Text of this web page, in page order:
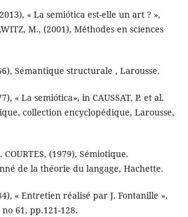
« La semiótica est-elle un art ? »,
M., (2001), Méthodes en sciences
Sémantique structurale , Larousse.
« La semiótica», in CAUSSAT, P. et al.
collection encyclopédique, Larousse,
COURTES, (1979), Sémiotique.
de la théorie du langage, Hachette.
« Entretien réalisé par J. Fontanille »,
61, pp.121-128.